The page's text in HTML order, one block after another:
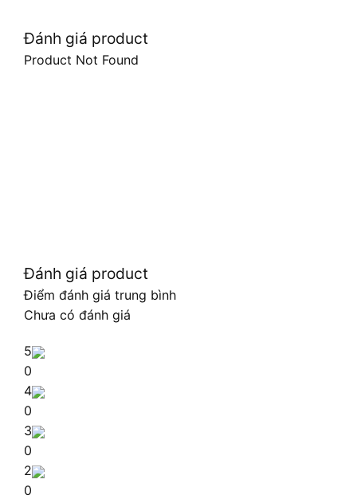
Đánh giá product
Product Not Found
Đánh giá product
Điểm đánh giá trung bình
Chưa có đánh giá
5
0
4
0
3
0
2
0